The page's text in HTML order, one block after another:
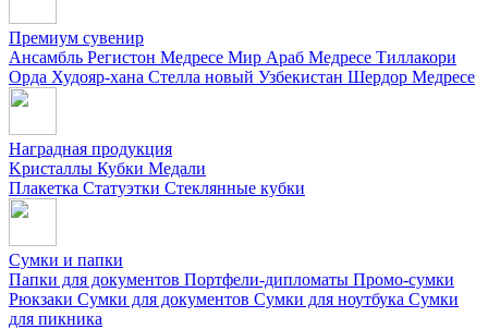
Премиум сувенир
Ансамбль Регистон Медресе Мир Араб Медресе Тиллакори
Орда Худояр-хана Стелла новый Узбекистан Шердор Медресе
Наградная продукция
Kристаллы Кубки Медали
Плакетка Статуэтки Стеклянные кубки
Сумки и папки
Папки для документов Портфели-дипломаты Промо-сумки
Рюкзаки Сумки для документов Сумки для ноутбука Сумки
для пикника